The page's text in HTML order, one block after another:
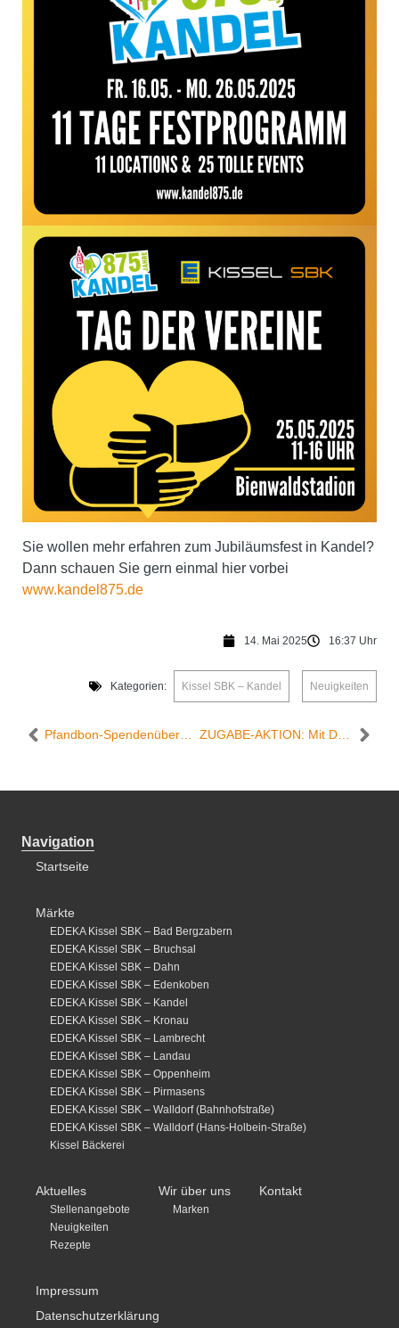
Sie wollen mehr erfahren zum Jubiläumsfest in Kandel?
Dann schauen Sie gern einmal hier vorbei
www.kandel875.de
14. Mai 2025 16:37 Uhr
Kategorien: Kissel SBK – Kandel Neuigkeiten
ZUGABE-AKTION: Mit Dampf auf dem Kessel, wir geben einen aus!
Navigation
Startseite
Märkte
EDEKA Kissel SBK – Bad Bergzabern
EDEKA Kissel SBK – Bruchsal
EDEKA Kissel SBK – Dahn
EDEKA Kissel SBK – Edenkoben
EDEKA Kissel SBK – Kandel
EDEKA Kissel SBK – Kronau
EDEKA Kissel SBK – Lambrecht
EDEKA Kissel SBK – Landau
EDEKA Kissel SBK – Oppenheim
EDEKA Kissel SBK – Pirmasens
EDEKA Kissel SBK – Walldorf (Bahnhofstraße)
EDEKA Kissel SBK – Walldorf (Hans-Holbein-Straße)
Kissel Bäckerei
Aktuelles
Stellenangebote
Neuigkeiten
Rezepte
Wir über uns
Marken
Kontakt
Impressum
Datenschutzerklärung